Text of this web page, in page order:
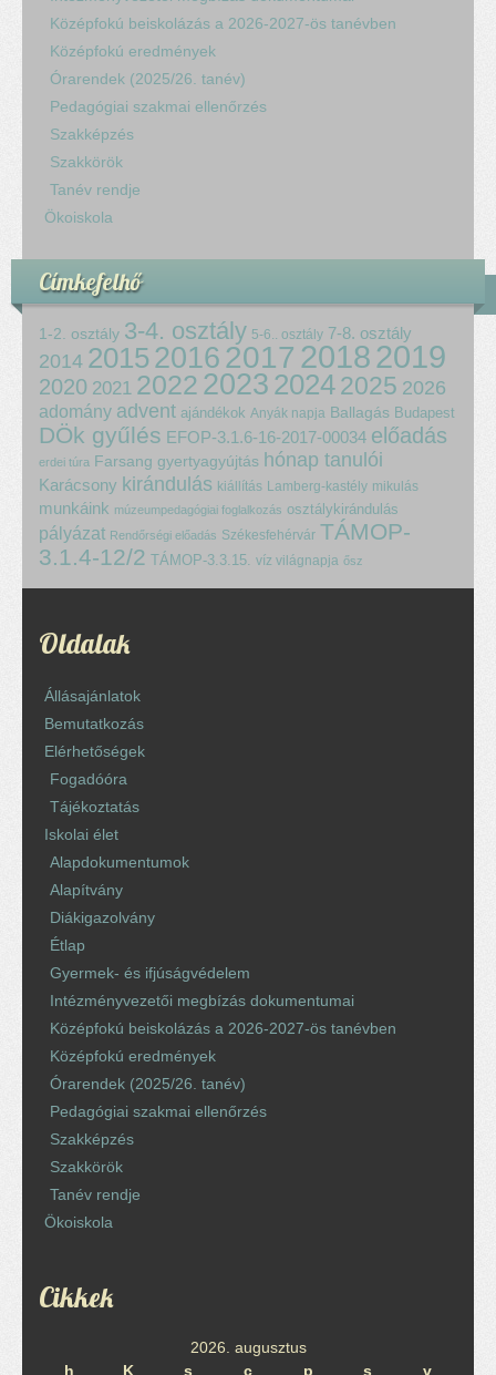
Középfokú beiskolázás a 2026-2027-ös tanévben
Középfokú eredmények
Órarendek (2025/26. tanév)
Pedagógiai szakmai ellenőrzés
Szakképzés
Szakkörök
Tanév rendje
Ökoiskola
Címkefelhő
1-2. osztály 3-4. osztály 5-6.. osztály 7-8. osztály
2014 2015 2016 2017 20182019
2020 2021 2022 2023 20242025 2026
adomány advent ajándékok Anyák napja Ballagás Budapest
DÖk gyűlés EFOP-3.1.6-16-2017-00034 előadás
erdei túra Farsang gyertyagyújtás hónap tanulói
Karácsony kirándulás kiállítás Lamberg-kastély mikulás
munkáink múzeumpedagógiai foglalkozás osztálykirándulás
pályázat Rendőrségi előadás Székesfehérvár TÁMOP-
3.1.4-12/2 TÁMOP-3.3.15. víz világnapja ősz
Oldalak
Állásajánlatok
Bemutatkozás
Elérhetőségek
Fogadóóra
Tájékoztatás
Iskolai élet
Alapdokumentumok
Alapítvány
Diákigazolvány
Étlap
Gyermek- és ifjúságvédelem
Intézményvezetői megbízás dokumentumai
Középfokú beiskolázás a 2026-2027-ös tanévben
Középfokú eredmények
Órarendek (2025/26. tanév)
Pedagógiai szakmai ellenőrzés
Szakképzés
Szakkörök
Tanév rendje
Ökoiskola
Cikkek
2026. augusztus
h
K s c p s
v